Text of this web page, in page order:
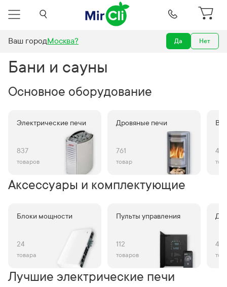
Ваш городМосква? Да Нет
Бани и сауны
Бани и сауны
Основное оборудование
Электрические печи
837
товаров
Дровяные печи
761
товар
491
Аксессуары и комплектующие
Блоки мощности
24
товара
Пульты управления
112
товаров
47
Лучшие электрические печи